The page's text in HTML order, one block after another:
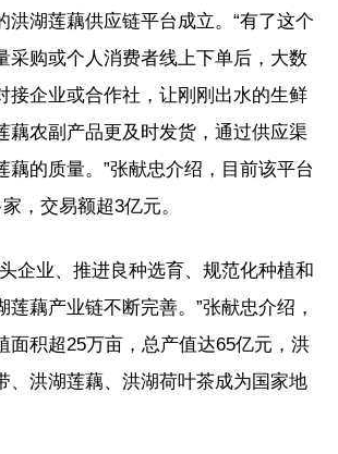
洪湖莲藕供应链平台成立。“有了这个
采购或个人消费者线上下单后，大数
接企业或合作社，让刚刚出水的生鲜
藕农副产品更及时发货，通过供应渠
藕的质量。”张献忠介绍，目前该平台
，交易额超3亿元。
企业、推进良种选育、规范化种植和
莲藕产业链不断完善。”张献忠介绍，
面积超25万亩，总产值达65亿元，洪
、洪湖莲藕、洪湖荷叶茶成为国家地